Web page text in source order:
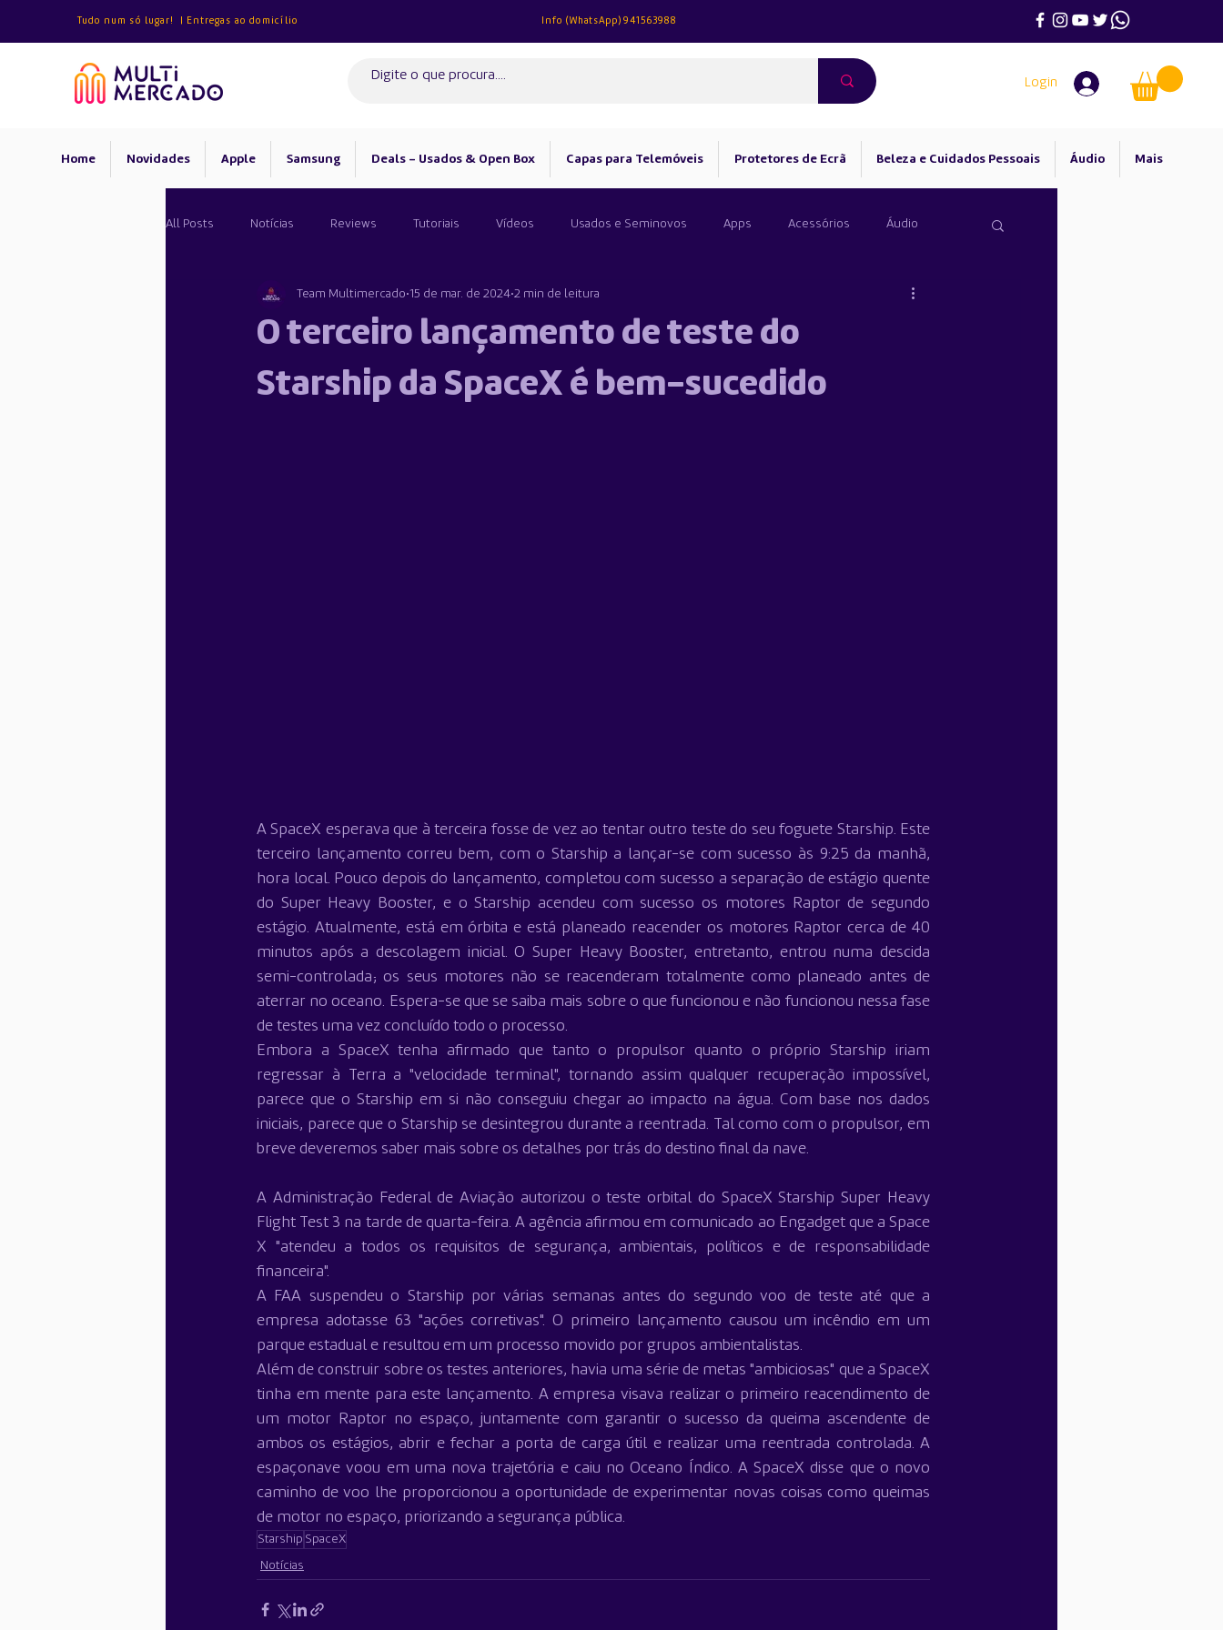
Tudo num só lugar! | Entregas ao domicílio Info (WhatsApp)941563988
Login
Home Novidades Apple Samsung Deals - Usados & Open Box Capas para Telemóveis Protetores de Ecrã Beleza e Cuidados Pessoais Áudio Mais
All Posts Notícias Reviews Tutoriais Vídeos Usados e Seminovos Apps Acessórios Áudio
O terceiro lançamento de teste do
Starship da SpaceX é bem-sucedido
Team Multimercado 15 de mar. de 2024 2 min de leitura
A SpaceX esperava que à terceira fosse de vez ao tentar outro teste do seu foguete Starship. Este
terceiro lançamento correu bem, com o Starship a lançar-se com sucesso às 9:25 da manhã,
hora local. Pouco depois do lançamento, completou com sucesso a separação de estágio quente
do Super Heavy Booster, e o Starship acendeu com sucesso os motores Raptor de segundo
estágio. Atualmente, está em órbita e está planeado reacender os motores Raptor cerca de 40
minutos após a descolagem inicial. O Super Heavy Booster, entretanto, entrou numa descida
semi-controlada; os seus motores não se reacenderam totalmente como planeado antes de
aterrar no oceano. Espera-se que se saiba mais sobre o que funcionou e não funcionou nessa fase
de testes uma vez concluído todo o processo.
Embora a SpaceX tenha afirmado que tanto o propulsor quanto o próprio Starship iriam
regressar à Terra a "velocidade terminal", tornando assim qualquer recuperação impossível,
parece que o Starship em si não conseguiu chegar ao impacto na água. Com base nos dados
iniciais, parece que o Starship se desintegrou durante a reentrada. Tal como com o propulsor, em
breve deveremos saber mais sobre os detalhes por trás do destino final da nave.
A Administração Federal de Aviação autorizou o teste orbital do SpaceX Starship Super Heavy
Flight Test 3 na tarde de quarta-feira. A agência afirmou em comunicado ao Engadget que a Space
X "atendeu a todos os requisitos de segurança, ambientais, políticos e de responsabilidade
financeira".
A FAA suspendeu o Starship por várias semanas antes do segundo voo de teste até que a
empresa adotasse 63 "ações corretivas". O primeiro lançamento causou um incêndio em um
parque estadual e resultou em um processo movido por grupos ambientalistas.
Além de construir sobre os testes anteriores, havia uma série de metas "ambiciosas" que a SpaceX
tinha em mente para este lançamento. A empresa visava realizar o primeiro reacendimento de
um motor Raptor no espaço, juntamente com garantir o sucesso da queima ascendente de
ambos os estágios, abrir e fechar a porta de carga útil e realizar uma reentrada controlada. A
espaçonave voou em uma nova trajetória e caiu no Oceano Índico. A SpaceX disse que o novo
caminho de voo lhe proporcionou a oportunidade de experimentar novas coisas como queimas
de motor no espaço, priorizando a segurança pública.
Starship SpaceX
Notícias